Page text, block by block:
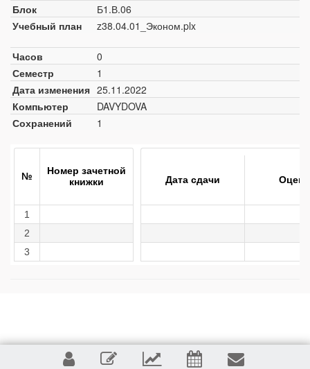
Блок
Б1.В.06
Учебный план
z38.04.01_Эконом.plx
Часов
0
Семестр
1
Дата изменения 25.11.2022
Компьютер
DAVYDOVA
Сохранений
1
№
Номер зачетной
книжки
1
2
3
Дата сдачи